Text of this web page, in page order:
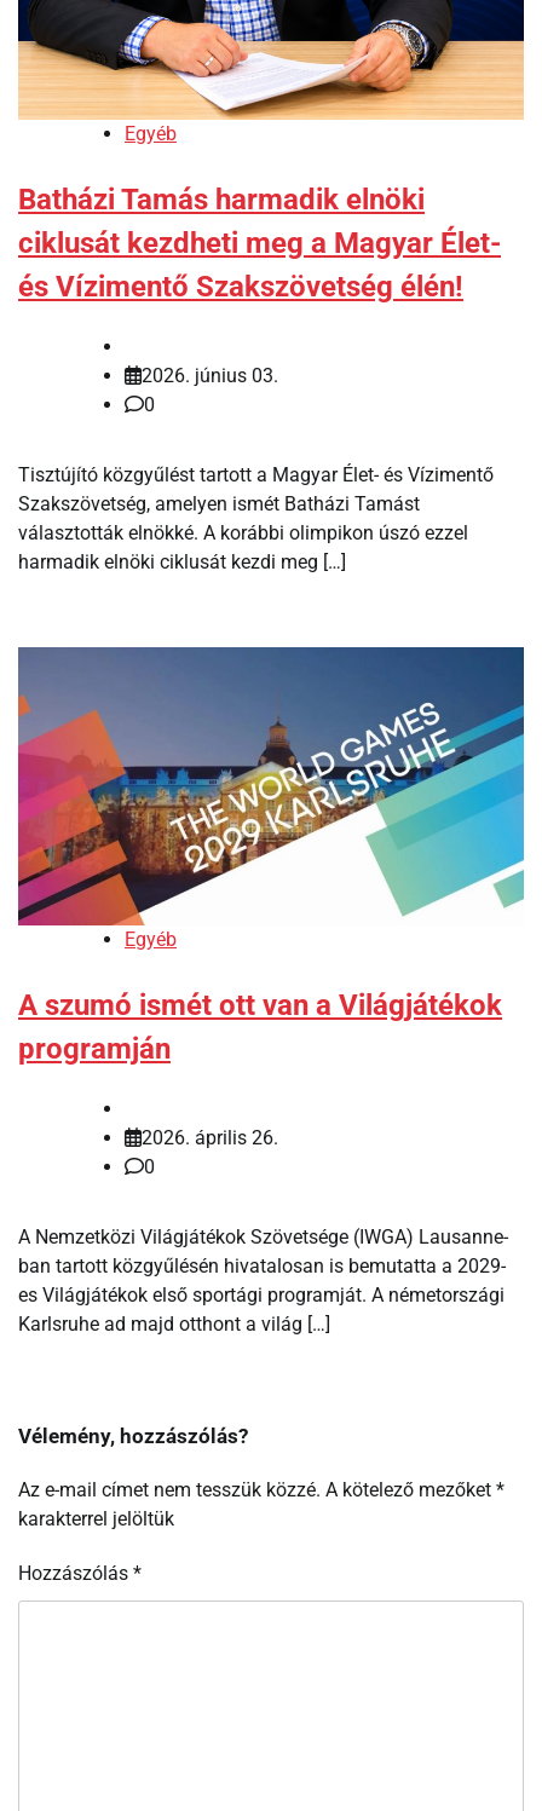
Egyéb
Batházi Tamás harmadik elnöki
ciklusát kezdheti meg a Magyar Élet-
és Vízimentő Szakszövetség élén!
2026. június 03.
0
Tisztújító közgyűlést tartott a Magyar Élet- és Vízimentő
Szakszövetség, amelyen ismét Batházi Tamást
választották elnökké. A korábbi olimpikon úszó ezzel
harmadik elnöki ciklusát kezdi meg […]
Egyéb
A szumó ismét ott van a Világjátékok
programján
2026. április 26.
0
A Nemzetközi Világjátékok Szövetsége (IWGA) Lausanne-
ban tartott közgyűlésén hivatalosan is bemutatta a 2029-
es Világjátékok első sportági programját. A németországi
Karlsruhe ad majd otthont a világ […]
Vélemény, hozzászólás?
Az e-mail címet nem tesszük közzé. A kötelező mezőket *
karakterrel jelöltük
Hozzászólás *